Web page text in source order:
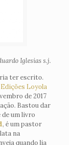
Iglesias s.j.
ter escrito.
Edições Loyola
de 2017
Bastou dar
de um livro
, é um pastor
na
quando lia